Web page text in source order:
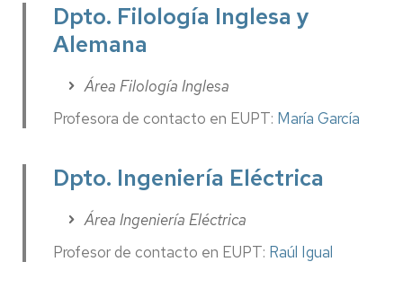
Dpto. Filología Inglesa y
Alemana
Área Filología Inglesa
Profesora de contacto en EUPT: María García
Dpto. Ingeniería Eléctrica
Área Ingeniería Eléctrica
Profesor de contacto en EUPT: Raúl Igual